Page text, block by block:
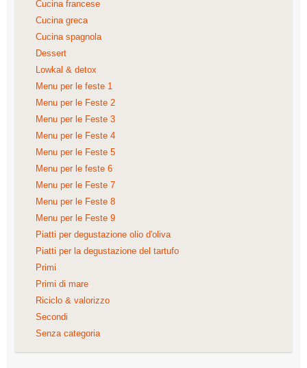
Cucina francese
Cucina greca
Cucina spagnola
Dessert
Lowkal & detox
Menu per le feste 1
Menu per le Feste 2
Menu per le Feste 3
Menu per le Feste 4
Menu per le Feste 5
Menu per le feste 6
Menu per le Feste 7
Menu per le Feste 8
Menu per le Feste 9
Piatti per degustazione olio d'oliva
Piatti per la degustazione del tartufo
Primi
Primi di mare
Riciclo & valorizzo
Secondi
Senza categoria